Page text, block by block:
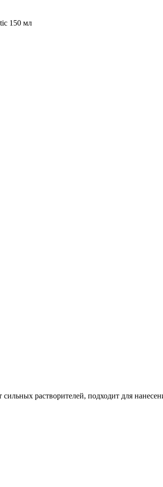
растворителей, подходит для